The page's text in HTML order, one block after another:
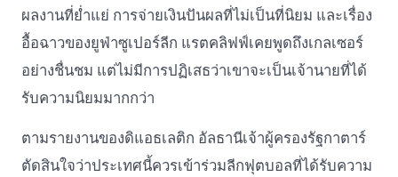
ผลงานที่ย่ำแย่ การจ่ายเงินปันผลที่ไม่เป็นที่นิยม และเรื่อง
อื้อฉาวของยูฟ่าซูเปอร์ลีก แรตคลิฟฟ์เคยพูดถึงเกลเซอร์
อย่างชื่นชม แต่ไม่มีการปฏิเสธว่าเขาจะเป็นเจ้านายที่ได้
รับความนิยมมากกว่า
ตามรายงานของดิแอธเลติก อัลธานีเจ้าผู้ครองรัฐกาตาร์
ตัดสินใจว่าประเทศนี้ควรเข้าร่วมลีกฟุตบอลที่ได้รับความ